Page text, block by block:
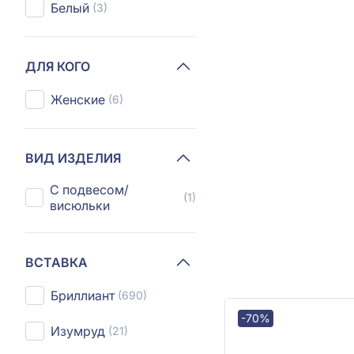
Белый (3)
ДЛЯ КОГО
Женские (6)
ВИД ИЗДЕЛИЯ
С подвесом/
висюльки
(1)
ВСТАВКА
Бриллиант (690)
Изумруд (21)
-70%